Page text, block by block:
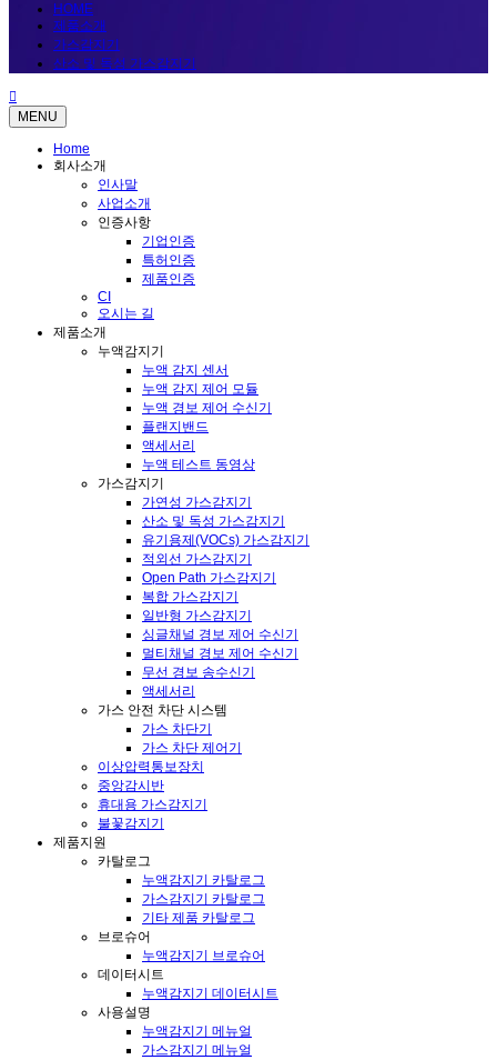
HOME
제품소개
가스감지기
산소 및 독성 가스감지기
MENU
Home
회사소개
인사말
사업소개
인증사항
기업인증
특허인증
제품인증
CI
오시는 길
제품소개
누액감지기
누액 감지 센서
누액 감지 제어 모듈
누액 경보 제어 수신기
플랜지밴드
액세서리
누액 테스트 동영상
가스감지기
가연성 가스감지기
산소 및 독성 가스감지기
유기용제(VOCs) 가스감지기
적외선 가스감지기
Open Path 가스감지기
복합 가스감지기
일반형 가스감지기
싱글채널 경보 제어 수신기
멀티채널 경보 제어 수신기
무선 경보 송수신기
액세서리
가스 안전 차단 시스템
가스 차단기
가스 차단 제어기
이상압력통보장치
중앙감시반
휴대용 가스감지기
불꽃감지기
제품지원
카탈로그
누액감지기 카탈로그
가스감지기 카탈로그
기타 제품 카탈로그
브로슈어
누액감지기 브로슈어
데이터시트
누액감지기 데이터시트
사용설명
누액감지기 메뉴얼
가스감지기 메뉴얼